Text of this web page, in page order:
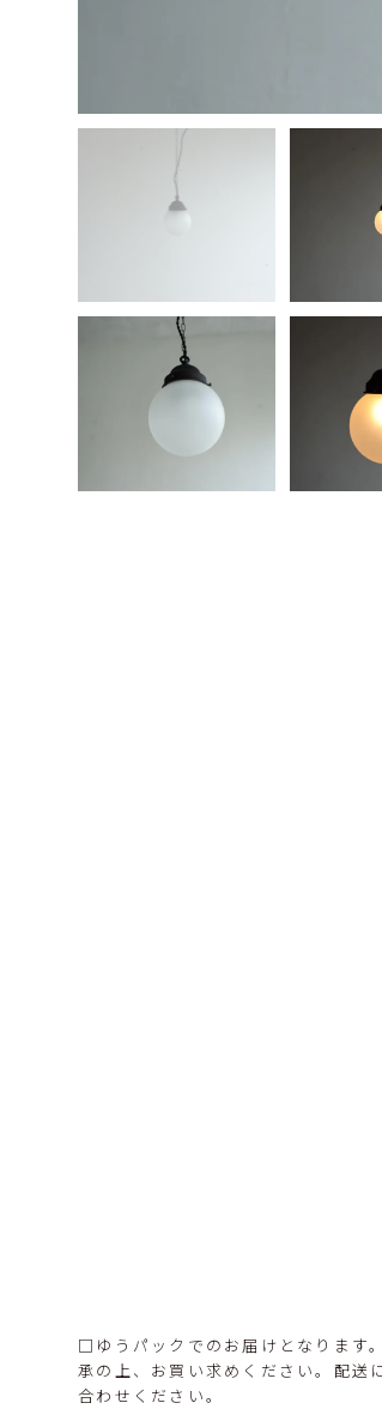
□ゆうパックでのお届けとなります
承の上、お買い求めください。配送
合わせください。